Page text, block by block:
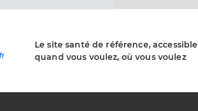
Le site santé de référence, accessible
quand vous voulez, où vous voulez